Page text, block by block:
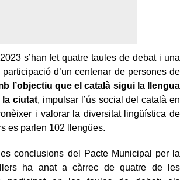
s’han fet quatre taules de debat i una
d’un centenar de persones de
l’objectiu que el català sigui la llengua
la ciutat, impulsar l’ús social del català en
i valorar la diversitat lingüística de
es parlen 102 llengües.
conclusions del Pacte Municipal per la
ha anat a càrrec de quatre de les